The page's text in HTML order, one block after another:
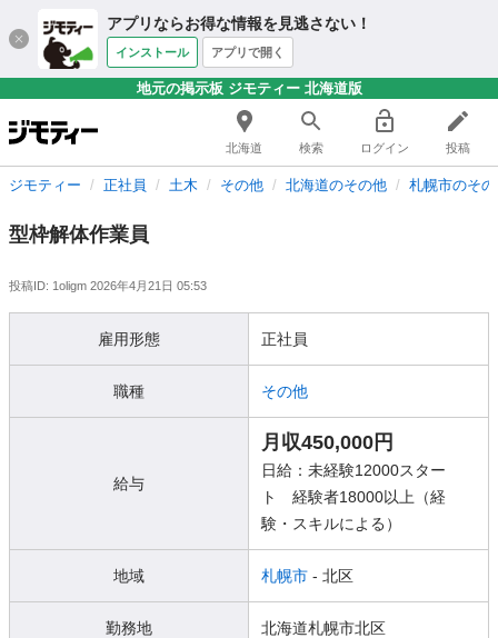
アプリならお得な情報を見逃さない！
インストール アプリで開く
地元の掲示板 ジモティー 北海道版
北海道 検索 ログイン 投稿
ジモティー 正社員 土木 その他 北海道のその他 札幌市のそ
型枠解体作業員
投稿ID: 1oligm 2026年4月21日 05:53
雇用形態 正社員
職種 その他
給与
月収450,000円
日給：未経験12000スター
ト 経験者18000以上（経
験・スキルによる）
地域 札幌市 - 北区
勤務地 北海道札幌市北区